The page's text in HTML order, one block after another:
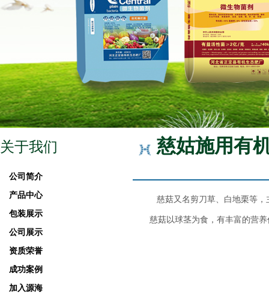
关于我们
公司简介
产品中心
包装展示
公司展示
资质荣誉
成功案例
加入源海
慈姑施用有
慈菇又名剪刀草、白地栗等
慈菇以球茎为食，有丰富的营